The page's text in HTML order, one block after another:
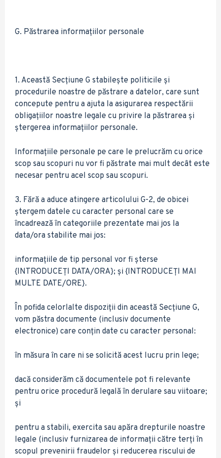
G. Păstrarea informațiilor personale
1. Această Secțiune G stabilește politicile și
procedurile noastre de păstrare a datelor, care sunt
concepute pentru a ajuta la asigurarea respectării
obligațiilor noastre legale cu privire la păstrarea și
ștergerea informațiilor personale.
Informațiile personale pe care le prelucrăm cu orice
scop sau scopuri nu vor fi păstrate mai mult decât este
necesar pentru acel scop sau scopuri.
3. Fără a aduce atingere articolului G-2, de obicei
ștergem datele cu caracter personal care se
încadrează în categoriile prezentate mai jos la
data/ora stabilite mai jos:
informațiile de tip personal vor fi șterse
{INTRODUCEȚI DATA/ORA}; și {INTRODUCEȚI MAI
MULTE DATE/ORE}.
În pofida celorlalte dispoziții din această Secțiune G,
vom păstra documente (inclusiv documente
electronice) care conțin date cu caracter personal:
în măsura în care ni se solicită acest lucru prin lege;
dacă considerăm că documentele pot fi relevante
pentru orice procedură legală în derulare sau viitoare;
și
pentru a stabili, exercita sau apăra drepturile noastre
legale (inclusiv furnizarea de informații către terți în
scopul prevenirii fraudelor și reducerea riscului de